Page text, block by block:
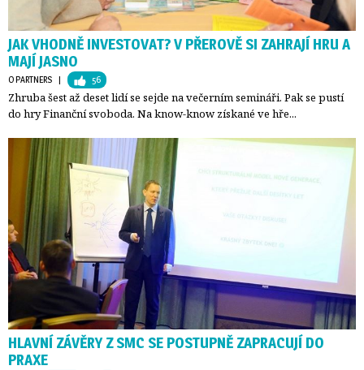
JAK VHODNĚ INVESTOVAT? V PŘEROVĚ SI ZAHRAJÍ HRU A
MAJÍ JASNO
O PARTNERS | 56
Zhruba šest až deset lidí se sejde na večerním semináři. Pak se pustí
do hry Finanční svoboda. Na know-know získané ve hře...
HLAVNÍ ZÁVĚRY Z SMC SE POSTUPNĚ ZAPRACUJÍ DO
PRAXE